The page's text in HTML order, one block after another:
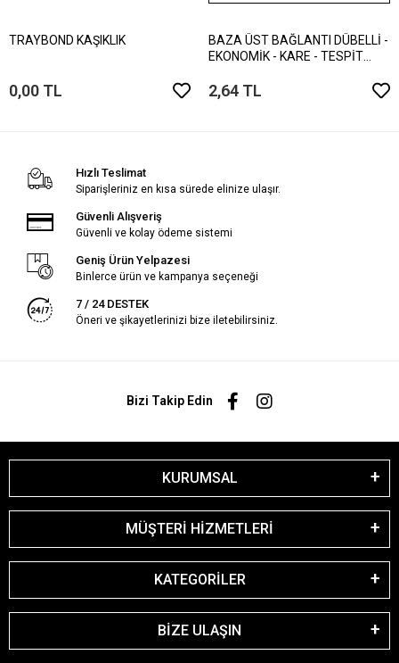
TRAYBOND KAŞIKLIK
0,00 TL
BAZA ÜST BAĞLANTI DÜBELLİ -
EKONOMİK - KARE - TESPİT
2,64 TL
Hızlı Teslimat
Siparişleriniz en kısa sürede elinize ulaşır.
Güvenli Alışveriş
Güvenli ve kolay ödeme sistemi
Geniş Ürün Yelpazesi
Binlerce ürün ve kampanya seçeneği
7 / 24 DESTEK
Öneri ve şikayetlerinizi bize iletebilirsiniz.
Bizi Takip Edin
KURUMSAL
MÜŞTERİ HİZMETLERİ
KATEGORİLER
BİZE ULAŞIN